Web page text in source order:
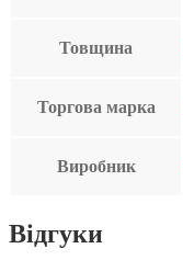
Товщина
Торгова марка
Виробник
Відгуки